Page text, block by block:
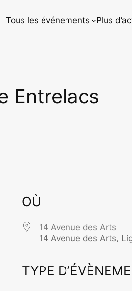
Tous les événements Plus
Entrelacs
OÙ
14 Avenue des Arts
14 Avenue des Arts,
TYPE